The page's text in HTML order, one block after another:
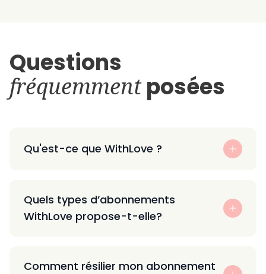
Questions
fréquemmentposées
Qu'est-ce que WithLove ?
Quels types d’abonnements
WithLove propose-t-elle?
Comment résilier mon abonnement